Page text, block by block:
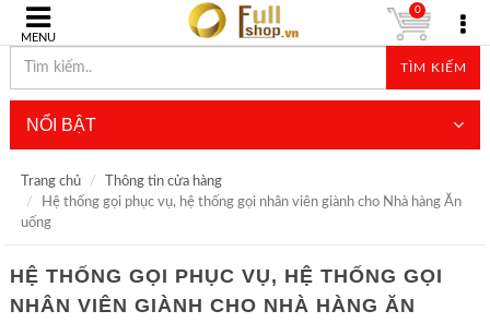
MENU
TÌM KIẾM
0
NỔI BẬT
Trang chủ
Thông tin cửa hàng
Hệ thống gọi phục vụ, hệ thống gọi nhân viên giành cho Nhà hàng Ăn
uống
HỆ THỐNG GỌI PHỤC VỤ, HỆ THỐNG GỌI
NHÂN VIÊN GIÀNH CHO NHÀ HÀNG ĂN